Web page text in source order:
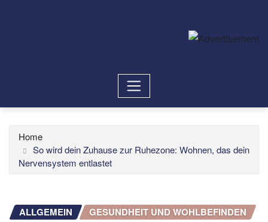
Home
So wird dein Zuhause zur Ruhezone: Wohnen, das dein
Nervensystem entlastet
ALLGEMEIN
GESUNDHEIT UND WOHLBEFINDEN